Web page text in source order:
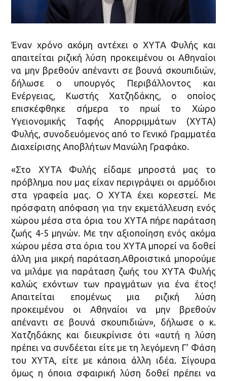
Έναν χρόνο ακόμη αντέχει ο ΧΥΤΑ Φυλής και
απαιτείται ριζική λύση προκειμένου οι Αθηναίοι
να μην βρεθούν απέναντι σε βουνά σκουπιδιών,
δήλωσε ο υπουργός Περιβάλλοντος και
Ενέργειας, Κωστής Χατζηδάκης, ο οποίος
επισκέφθηκε σήμερα το πρωί το Χώρο
Υγειονομικής Ταφής Απορριμμάτων (ΧΥΤΑ)
Φυλής, συνοδευόμενος από το Γενικό Γραμματέα
Διαχείρισης Αποβλήτων Μανώλη Γραφάκο.
«Στο ΧΥΤΑ Φυλής είδαμε μπροστά μας το
πρόβλημα που μας είχαν περιγράψει οι αρμόδιοι
στα γραφεία μας. Ο ΧΥΤΑ έχει κορεστεί. Με
πρόσφατη απόφαση για την εκμετάλλευση ενός
χώρου μέσα στα όρια του ΧΥΤΑ πήρε παράταση
ζωής 4-5 μηνών. Με την αξιοποίηση ενός ακόμα
χώρου μέσα στα όρια του ΧΥΤΑ μπορεί να δοθεί
άλλη μια μικρή παράταση.Αθροιστικά μπορούμε
να μιλάμε για παράταση ζωής του ΧΥΤΑ Φυλής
καλώς εχόντων των πραγμάτων για ένα έτος!
Απαιτείται επομένως μια ριζική λύση
προκειμένου οι Αθηναίοι να μην βρεθούν
απέναντι σε βουνά σκουπιδιών», δήλωσε ο κ.
Χατζηδάκης και διευκρίνισε ότι «αυτή η λύση
πρέπει να συνδέεται είτε με τη λεγόμενη Γ’ Φάση
του ΧΥΤΑ, είτε με κάποια άλλη ιδέα. Σίγουρα
όμως η όποια σφαιρική λύση δοθεί πρέπει να